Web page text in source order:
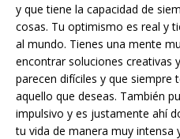
y que tiene la capacidad de
cosas. Tu optimismo es real y
al mundo. Tienes una mente
encontrar soluciones creativas
parecen difíciles y que
aquello que deseas. También
impulsivo y es justamente ahí
tu vida de manera muy